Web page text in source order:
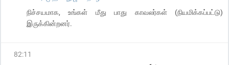
நிச்சயமாக, உங்கள் மீது பாது காவலர்கள் (நியமிக்கப்பட்டு)
இருக்கின்றனர்.
82:11